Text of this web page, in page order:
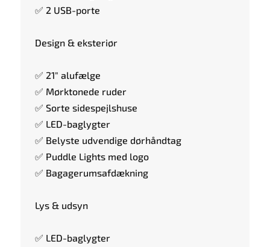
✅ 2 USB-porte
Design & eksteriør
✅ 21" alufælge
✅ Mørktonede ruder
✅ Sorte sidespejlshuse
✅ LED-baglygter
✅ Belyste udvendige dørhåndtag
✅ Puddle Lights med logo
✅ Bagagerumsafdækning
Lys & udsyn
✅ LED-baglygter